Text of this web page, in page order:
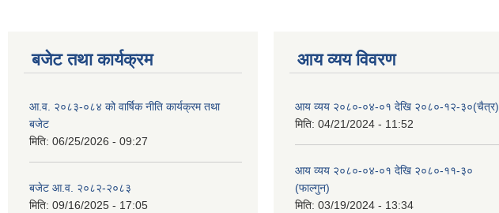
बजेट तथा कार्यक्रम
आ.व. २०८३-०८४ को वार्षिक नीति कार्यक्रम तथा
बजेट
मिति: 06/25/2026 - 09:27
बजेट आ.व. २०८२-२०८३
मिति: 09/16/2025 - 17:05
आय व्यय विवरण
आय व्यय २०८०-०४-०१ देखि २०८०-१२-३०(चैत्र)
मिति: 04/21/2024 - 11:52
आय व्यय २०८०-०४-०१ देखि २०८०-११-३०
(फाल्गुन)
मिति: 03/19/2024 - 13:34